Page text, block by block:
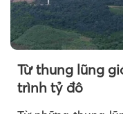
Từ thung lũng
trình tỷ đô